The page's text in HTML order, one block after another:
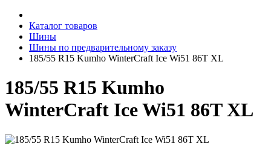
Каталог товаров
Шины
Шины по предварительному заказу
185/55 R15 Kumho WinterCraft Ice Wi51 86T XL
185/55 R15 Kumho
WinterCraft Ice Wi51 86T XL